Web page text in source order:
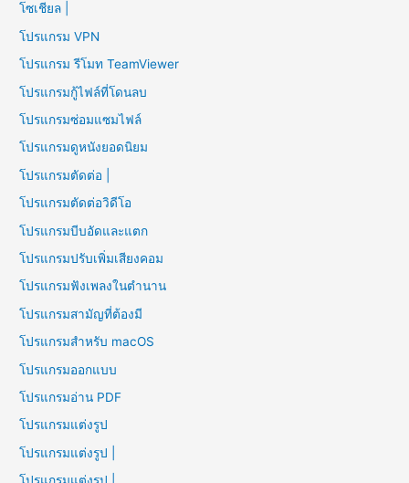
โซเชียล |
โปรแกรม VPN
โปรแกรม รีโมท TeamViewer
โปรแกรมกู้ไฟล์ที่โดนลบ
โปรแกรมซ่อมแซมไฟล์
โปรแกรมดูหนังยอดนิยม
โปรแกรมตัดต่อ |
โปรแกรมตัดต่อวิดีโอ
โปรแกรมบีบอัดและแตก
โปรแกรมปรับเพิ่มเสียงคอม
โปรแกรมฟังเพลงในตำนาน
โปรแกรมสามัญที่ต้องมี
โปรแกรมสำหรับ macOS
โปรแกรมออกแบบ
โปรแกรมอ่าน PDF
โปรแกรมแต่งรูป
โปรแกรมแต่งรูป |